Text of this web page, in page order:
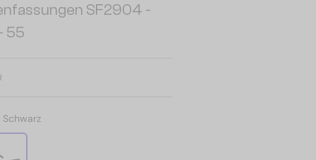
SF2904 -
55
Schwarz